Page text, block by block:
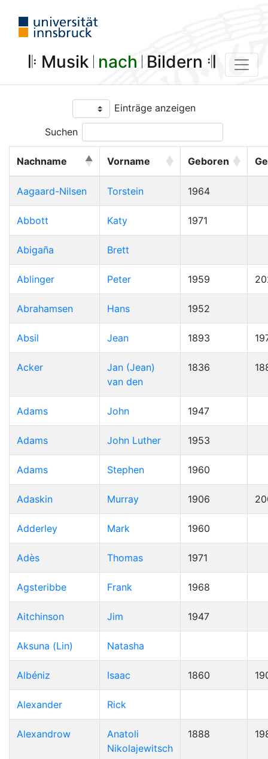
𝄆 Musik 𝄀 nach 𝄀 Bildern 𝄇
Einträge anzeigen
Suchen
Nachname Vorname Geboren
Aagaard-Nilsen Torstein 1964
Abbott Katy 1971
Abigaña Brett
Ablinger Peter 1959
Abrahamsen Hans 1952
Absil Jean 1893
Acker
Jan (Jean)
van den
1836
Adams John 1947
Adams John Luther 1953
Adams Stephen 1960
Adaskin Murray 1906
Adderley Mark 1960
Adès Thomas 1971
Agsteribbe Frank 1968
Aitchinson Jim 1947
Aksuna (Lin) Natasha
Albéniz Isaac 1860
Alexander Rick
Alexandrow
Anatoli
Nikolajewitsch
1888